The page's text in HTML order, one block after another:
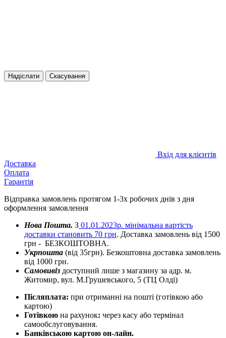
Надіслати Скасування
Вхід для клієнтів
Доставка
Оплата
Гарантія
Відправка замовлень протягом 1-3х робочих днів з дня
оформлення замовлення
Нова Пошта. З 01.01.2023р. мінімальна вартість
доставки становить 70 грн. Доставка замовлень від 1500
грн - БЕЗКОШТОВНА.
Укрпошта (від 35грн). Безкоштовна доставка замовлень
від 1000 грн.
Самовивіз доступний лише з магазину за адр. м.
Житомир, вул. М.Грушевського, 5 (ТЦ Олді)
Післяплата: при отриманні на пошті (готівкою або
картою)
Готівкою на рахунок: через касу або термінал
самообслуговування.
Банківською картою он-лайн.